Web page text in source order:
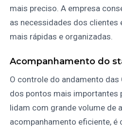
mais preciso. A empresa
as necessidades dos clientes
mais rápidas e organizadas.
Acompanhamento do
O controle do andamento das
dos pontos mais importantes
lidam com grande volume de
acompanhamento eficiente, é